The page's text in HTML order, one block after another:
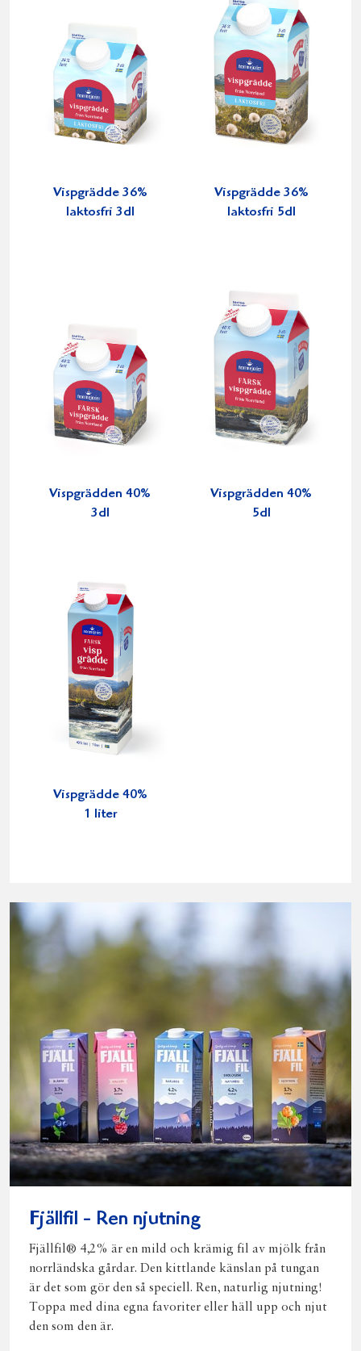
Vispgrädde 36%
laktosfri 3dl
Vispgrädde 36%
laktosfri 5dl
Vispgrädden 40%
3dl
Vispgrädden 40%
5dl
Vispgrädde 40%
1 liter
Fjällfil - Ren njutning
Fjällfil® 4,2% är en mild och krämig fil av mjölk från
norrländska gårdar. Den kittlande känslan på tungan
är det som gör den så speciell. Ren, naturlig njutning!
Toppa med dina egna favoriter eller häll upp och njut
den som den är.